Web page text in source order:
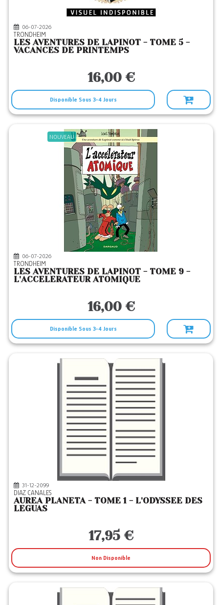
06-07-2026
TRONDHEIM
LES AVENTURES DE LAPINOT - TOME 5 -
VACANCES DE PRINTEMPS
16,00 €
Disponible Sous 3-4 Jours
NOUVEAU
06-07-2026
TRONDHEIM
LES AVENTURES DE LAPINOT - TOME 9 -
L'ACCELERATEUR ATOMIQUE
16,00 €
Disponible Sous 3-4 Jours
31-12-2099
DIAZ CANALES
AUREA PLANETA - TOME 1 - L'ODYSSEE DES
LEGUAS
17,95 €
Non Disponible